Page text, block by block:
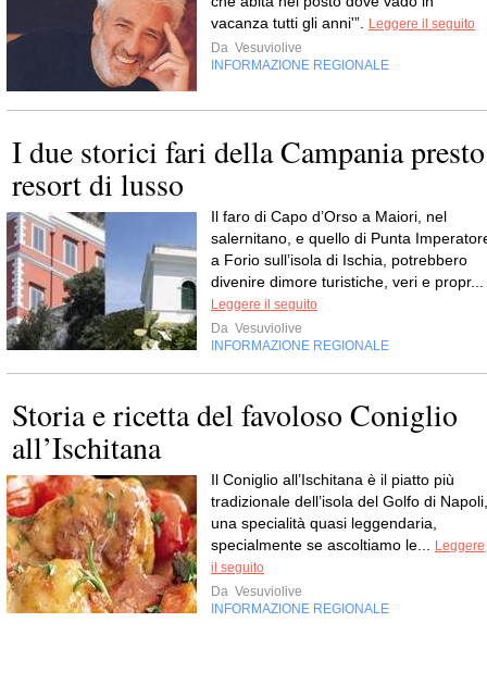
vacanza tutti gli anni'”.
Leggere il seguito
Da Vesuviolive
INFORMAZIONE REGIONALE
I due storici fari della Campania presto
resort di lusso
Il faro di Capo d’Orso a Maiori, nel
salernitano, e quello di Punta
a Forio sull’isola di Ischia, potrebbero
divenire dimore turistiche, veri e propr...
Leggere il seguito
Da Vesuviolive
INFORMAZIONE REGIONALE
Storia e ricetta del favoloso Coniglio
all’Ischitana
Il Coniglio all’Ischitana è il piatto più
tradizionale dell’isola del Golfo di Napoli,
una specialità quasi leggendaria,
specialmente se ascoltiamo le...
Leggere
il seguito
Da Vesuviolive
INFORMAZIONE REGIONALE